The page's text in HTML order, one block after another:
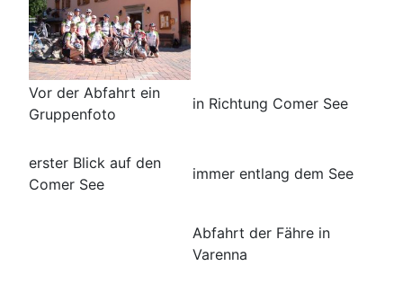
Vor der Abfahrt ein
Gruppenfoto
in Richtung Comer See
erster Blick auf den
Comer See
immer entlang dem See
Abfahrt der Fähre in
Varenna